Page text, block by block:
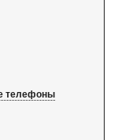
телефоны